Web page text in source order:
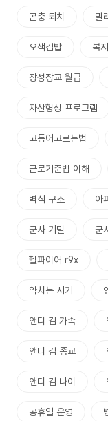
곤충 퇴치 말
오색김밥 복
장성장교 월급
자산형성 프로그램
고등어고르는법
근로기준법 이해
벽식 구조 아
군사 기밀 군
헬파이어 r9x
약치는 시기
앤디 김 가족
앤디 김 종교
앤디 김 나이
공휴일 운영